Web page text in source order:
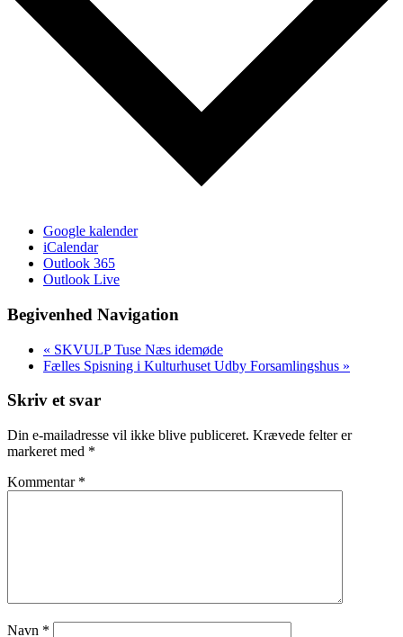
Google kalender
iCalendar
Outlook 365
Outlook Live
Begivenhed Navigation
« SKVULP Tuse Næs idemøde
Fælles Spisning i Kulturhuset Udby Forsamlingshus »
Skriv et svar
Din e-mailadresse vil ikke blive publiceret. Krævede felter er
markeret med *
Kommentar *
Navn *